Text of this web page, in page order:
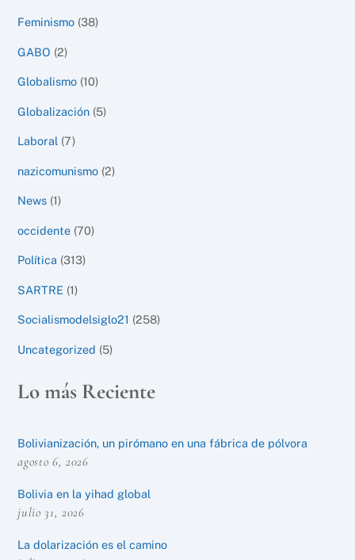
Feminismo (38)
GABO (2)
Globalismo (10)
Globalización (5)
Laboral (7)
nazicomunismo (2)
News (1)
occidente (70)
Política (313)
SARTRE (1)
Socialismodelsiglo21 (258)
Uncategorized (5)
Lo más Reciente
Bolivianización, un pirómano en una fábrica de pólvora
agosto 6, 2026
Bolivia en la yihad global
julio 31, 2026
La dolarización es el camino